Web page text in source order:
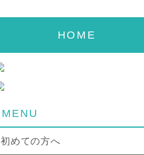
HOME
MENU
初めての方へ